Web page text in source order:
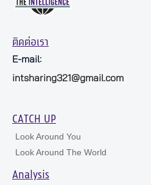
ติดต่อเรา
E-mail:
intsharing321@gmail.com
CATCH UP
Look Around You
Look Around The World
Analysis